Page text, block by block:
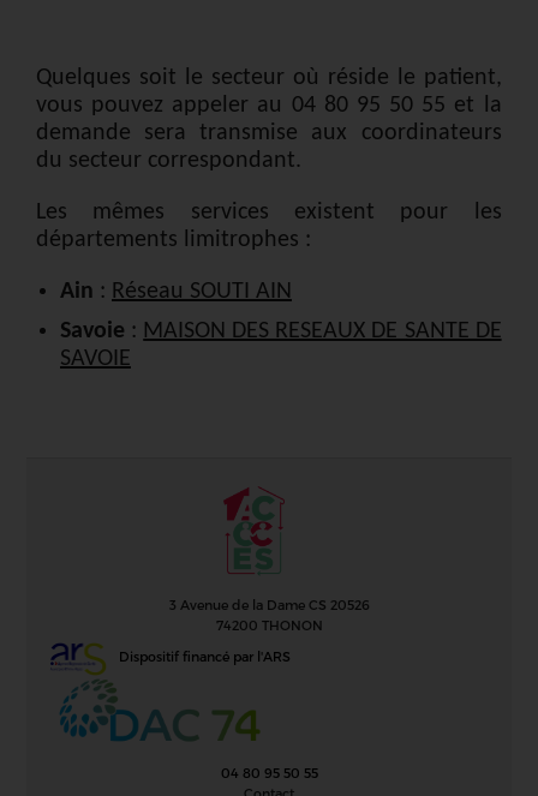
Quelques soit le secteur où réside le patient,
vous pouvez appeler au 04 80 95 50 55 et la
demande sera transmise aux coordinateurs
du secteur correspondant.
Les mêmes services existent pour les
départements limitrophes :
Ain : Réseau SOUTI AIN
Savoie : MAISON DES RESEAUX DE SANTE DE
SAVOIE
3 Avenue de la Dame CS 20526
74200 THONON
Dispositif financé par l'ARS
04 80 95 50 55
Contact